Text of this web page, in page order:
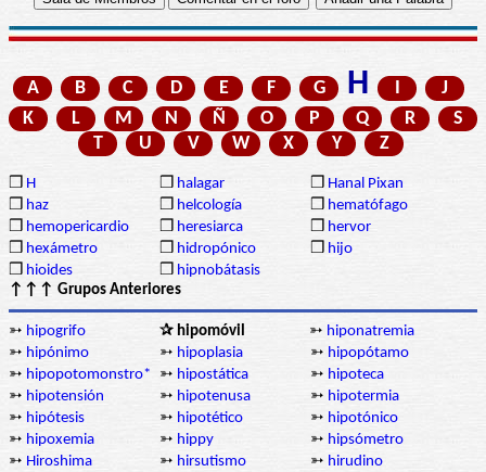
A B C D E F G H I
J
K
L M N Ñ O P Q R
S
T
U V W X Y Z
❒ H ❒ halagar ❒ Hanal Pixan
❒ haz ❒ helcología ❒ hematófago
❒ hemopericardio ❒ heresiarca ❒ hervor
❒ hexámetro ❒ hidropónico ❒ hijo
❒ hioides ❒ hipnobátasis
↑↑↑ Grupos Anteriores
➳ hipogrifo ✰ hipomóvil ➳ hiponatremia
➳ hipónimo ➳ hipoplasia ➳ hipopótamo
➳ hipopotomonstro* ➳ hipostática ➳ hipoteca
➳ hipotensión ➳ hipotenusa ➳ hipotermia
➳ hipótesis ➳ hipotético ➳ hipotónico
➳ hipoxemia ➳ hippy ➳ hipsómetro
➳ Hiroshima ➳ hirsutismo ➳ hirudino